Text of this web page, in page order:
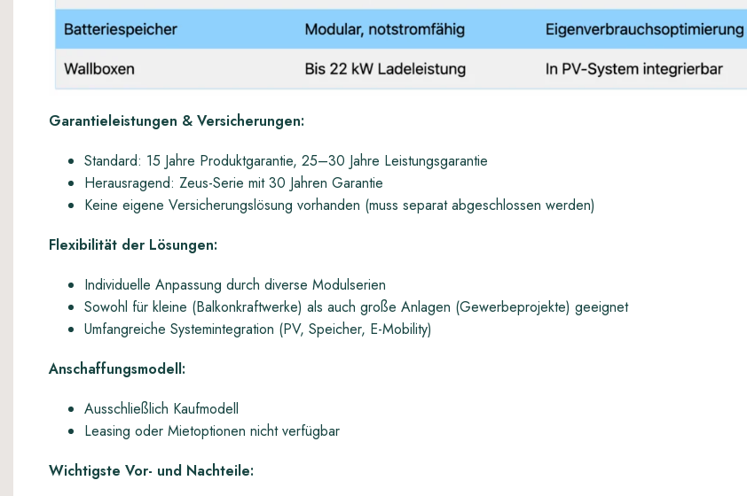
Garantieleistungen & Versicherungen:
Standard: 15 Jahre Produktgarantie, 25–30 Jahre Leistungsgarantie
Herausragend: Zeus-Serie mit 30 Jahren Garantie
Keine eigene Versicherungslösung vorhanden (muss separat abgeschlossen werden)
Flexibilität der Lösungen:
Individuelle Anpassung durch diverse Modulserien
Sowohl für kleine (Balkonkraftwerke) als auch große Anlagen (Gewerbeprojekte) geeignet
Umfangreiche Systemintegration (PV, Speicher, E-Mobility)
Anschaffungsmodell:
Ausschließlich Kaufmodell
Leasing oder Mietoptionen nicht verfügbar
Wichtigste Vor- und Nachteile: